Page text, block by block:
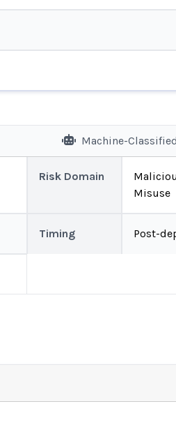
Machine-
Risk Domain
Misuse
Timing Post-